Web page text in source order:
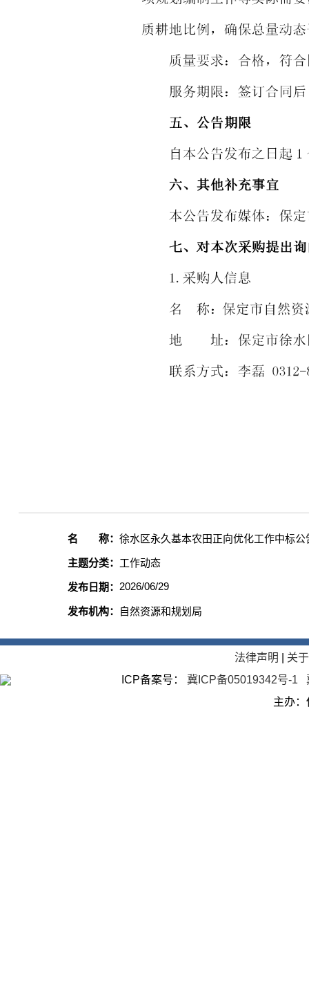
名 称： 徐水区永久基本农田正向优化工作中标公
主题分类： 工作动态
发布日期： 2026/06/29
发布机构： 自然资源和规划局
法律声明
关
ICP备案号：
冀ICP备05019342号-1
主办